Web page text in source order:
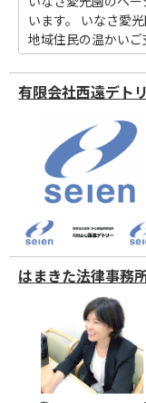
います。 いなさ愛
地域住民の温かいご
有限会社西遠デト
はまきた法律事務